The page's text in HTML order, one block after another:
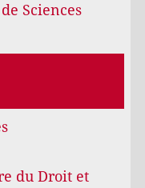
Sciences
du Droit et